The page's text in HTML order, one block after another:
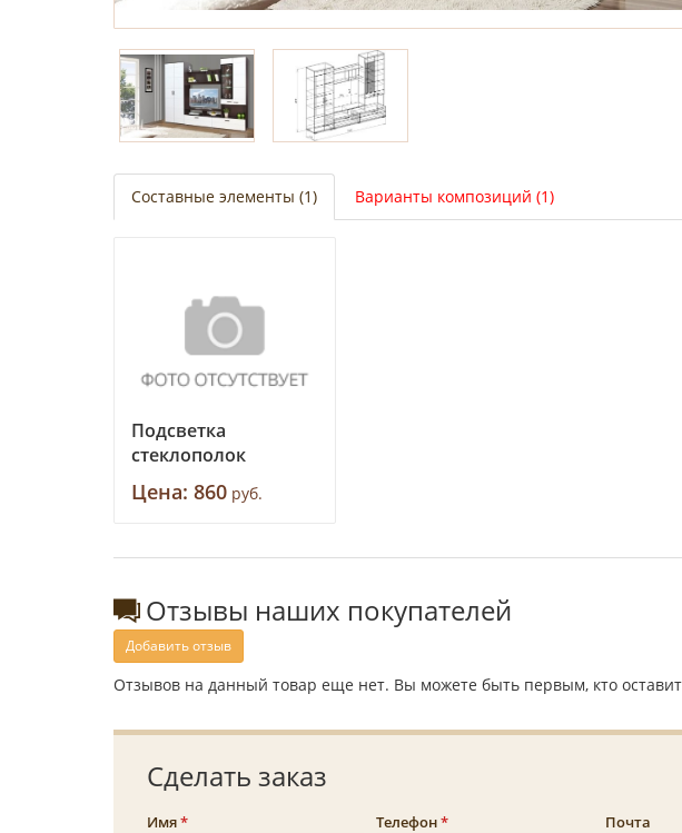
Составные элементы (1) Варианты композиций (1)
Подсветка
стеклополок
Цена: 860 руб.
Отзывы наших покупателей
Добавить отзыв
Отзывов на данный товар еще нет. Вы можете быть первым, кто
Сделать заказ
Имя Телефон Почта